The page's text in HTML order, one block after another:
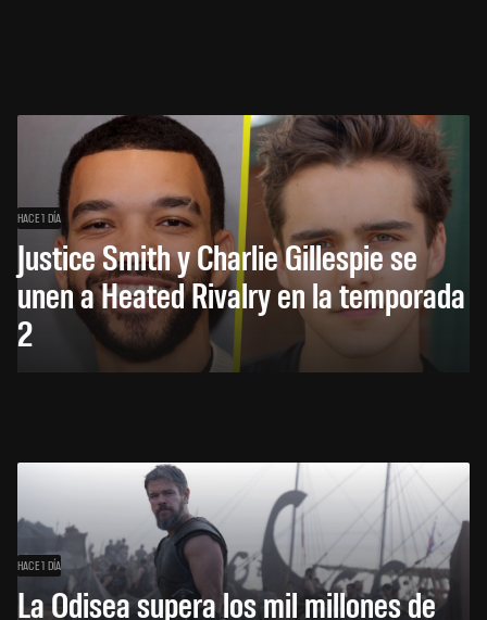
HACE 1 DÍA
Justice Smith y Charlie Gillespie se
unen a Heated Rivalry en la temporada
2
HACE 1 DÍA
La Odisea supera los mil millones de